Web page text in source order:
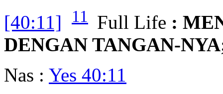
[40:11]
11 Full Life :
DENGAN TANGAN-
Nas : Yes 40:11